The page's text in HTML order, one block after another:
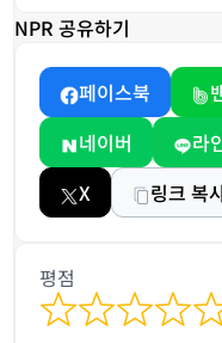
NPR 공유하기
페이스북
네이버
라
X
링크 복
평점